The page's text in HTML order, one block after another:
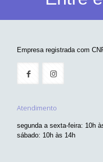
Empresa registrada com
Atendimento
segunda a sexta-feira: 10h
sábado: 10h às 14h